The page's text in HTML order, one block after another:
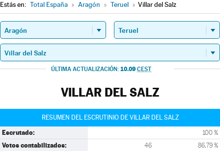
Estás en: Total España » Aragón » Teruel » Villar del Salz
ÚLTIMA ACTUALIZACIÓN: 10.09 CEST
VILLAR DEL SALZ
RESUMEN DEL ESCRUTINIO DE VILLAR DEL SALZ
Escrutado: 100 %
Votos contabilizados: 46 86,79 %